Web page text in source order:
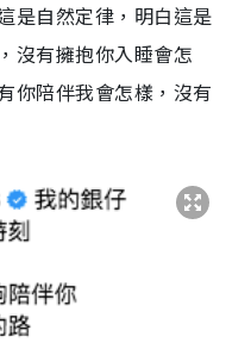
是自然定律，明白這是
沒有擁抱你入睡會怎
你陪伴我會怎樣，沒有